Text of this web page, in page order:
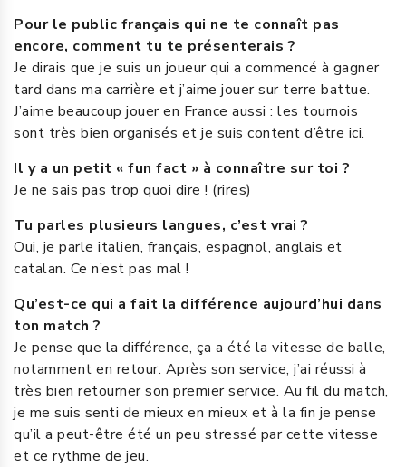
Pour le public français qui ne te connaît pas
encore, comment tu te présenterais ?
Je dirais que je suis un joueur qui a commencé à gagner
tard dans ma carrière et j’aime jouer sur terre battue.
J’aime beaucoup jouer en France aussi : les tournois
sont très bien organisés et je suis content d’être ici.
Il y a un petit « fun fact » à connaître sur toi ?
Je ne sais pas trop quoi dire ! (rires)
Tu parles plusieurs langues, c’est vrai ?
Oui, je parle italien, français, espagnol, anglais et
catalan. Ce n’est pas mal !
Qu’est-ce qui a fait la différence aujourd’hui dans
ton match ?
Je pense que la différence, ça a été la vitesse de balle,
notamment en retour. Après son service, j’ai réussi à
très bien retourner son premier service. Au fil du match,
je me suis senti de mieux en mieux et à la fin je pense
qu’il a peut-être été un peu stressé par cette vitesse
et ce rythme de jeu.